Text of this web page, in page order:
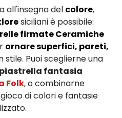
all'insegna del colore,
siciliani è possibile:
firmate Ceramiche
ornare superfici, pareti,
Puoi sceglierne una
piastrella fantasia
Folk, o combinarne
di colori e fantasie